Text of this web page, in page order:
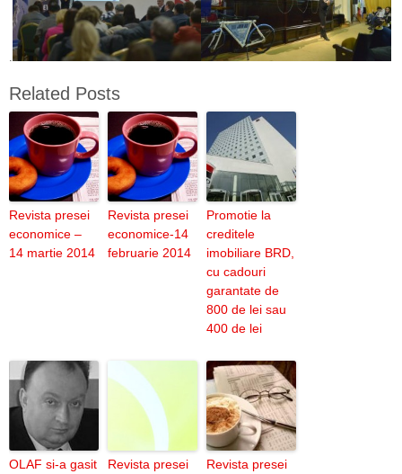
.
Related Posts
Revista presei
economice –
14 martie 2014
Revista presei
economice-14
februarie 2014
Promotie la
creditele
imobiliare BRD,
cu cadouri
garantate de
800 de lei sau
400 de lei
OLAF si-a gasit
Revista presei
Revista presei